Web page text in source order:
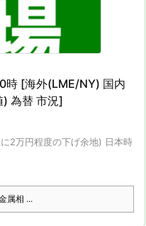
[海外(LME/NY) 国内
為替 市況]
2万円程度の下げ余地) 日本時
属相 ...